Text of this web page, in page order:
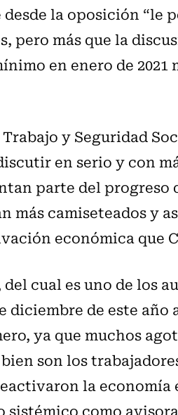
la oposición “le
pero más que la
en enero de 2021
y Seguridad
en serio y con
parte del progreso
más camiseteados y
económica que
cual es uno de los
diciembre de este año
ya que muchos
son los
la economía
sistémico como